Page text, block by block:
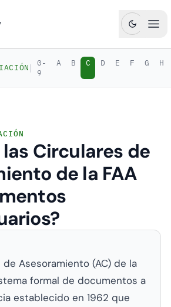
de Aviación de Precisión
| 0-
9
A B C D E F G H
las Circulares de
de la FAA
de Asesoramiento (AC) de la
formal de documentos a
establecido en 1962 que